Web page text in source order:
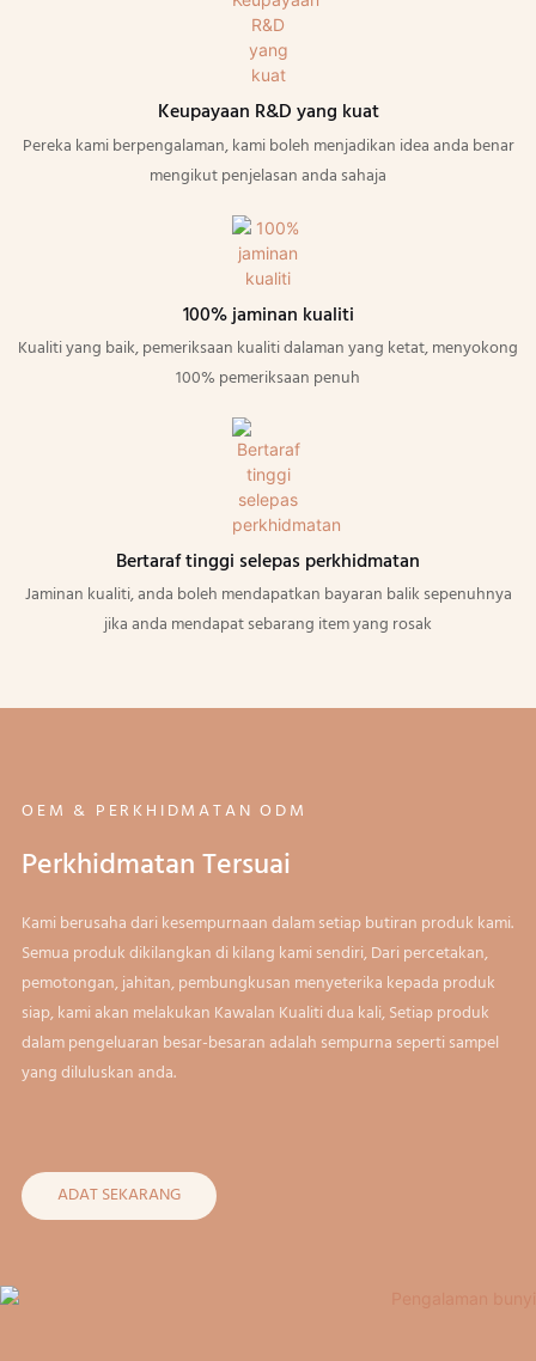
Keupayaan R&D yang kuat
Pereka kami berpengalaman, kami boleh menjadikan idea anda benar
mengikut penjelasan anda sahaja
100% jaminan kualiti
Kualiti yang baik, pemeriksaan kualiti dalaman yang ketat, menyokong
100% pemeriksaan penuh
Bertaraf tinggi selepas perkhidmatan
Jaminan kualiti, anda boleh mendapatkan bayaran balik sepenuhnya
jika anda mendapat sebarang item yang rosak
OEM & PERKHIDMATAN ODM
Perkhidmatan Tersuai
Kami berusaha dari kesempurnaan dalam setiap butiran produk kami.
Semua produk dikilangkan di kilang kami sendiri, Dari percetakan,
pemotongan, jahitan, pembungkusan menyeterika kepada produk
siap, kami akan melakukan Kawalan Kualiti dua kali, Setiap produk
dalam pengeluaran besar-besaran adalah sempurna seperti sampel
yang diluluskan anda.
ADAT SEKARANG